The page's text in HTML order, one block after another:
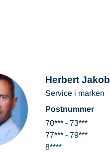
Herbert Jakob
Service i marken
Postnummer
70*** - 73***
77*** - 79***
8****